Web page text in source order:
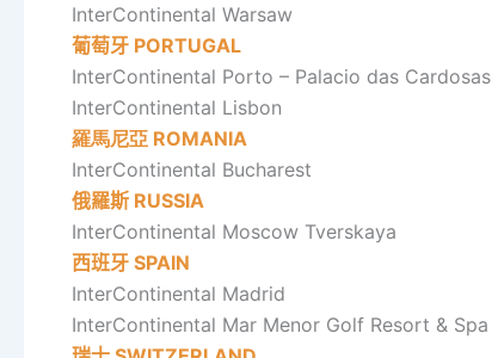
InterContinental Warsaw
葡萄牙 PORTUGAL
InterContinental Porto – Palacio das Cardosas
InterContinental Lisbon
羅馬尼亞 ROMANIA
InterContinental Bucharest
俄羅斯 RUSSIA
InterContinental Moscow Tverskaya
西班牙 SPAIN
InterContinental Madrid
InterContinental Mar Menor Golf Resort & Spa